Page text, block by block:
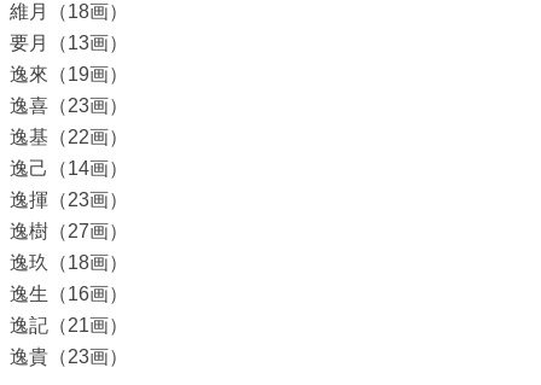
維月（18画）
要月（13画）
逸來（19画）
逸喜（23画）
逸基（22画）
逸己（14画）
逸揮（23画）
逸樹（27画）
逸玖（18画）
逸生（16画）
逸記（21画）
逸貴（23画）